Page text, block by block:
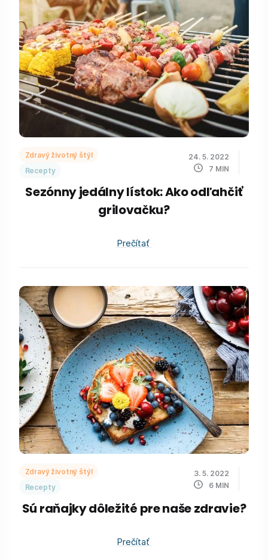
Zdravý životný štýl
Recepty
24. 5. 2022
7 MIN
Sezónny jedálny lístok: Ako odľahčiť
grilovačku?
Prečítať
Zdravý životný štýl
Recepty
3. 5. 2022
6 MIN
Sú raňajky dôležité pre naše zdravie?
Prečítať